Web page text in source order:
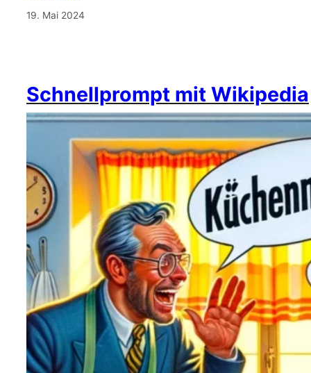
19. Mai 2024
Schnellprompt mit Wikipedia